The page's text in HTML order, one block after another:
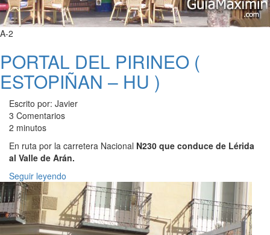
A-2
PORTAL DEL PIRINEO (
ESTOPIÑAN – HU )
Escrito por: Javier
3 Comentarios
2 minutos
En ruta por la carretera Nacional N230 que conduce de Lérida
al Valle de Arán.
Seguir leyendo